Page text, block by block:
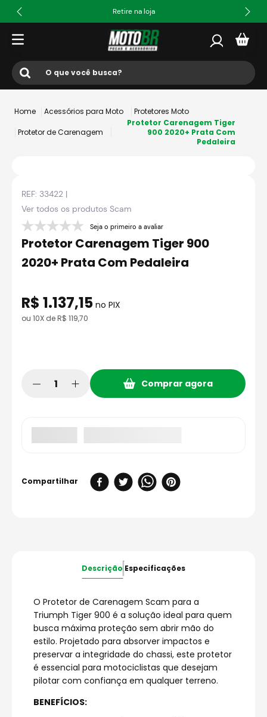
Retire na loja
O que você busca?
5º capacete ls2
6 º jaqueta
7º axxis fenix
8º bau
10º race tech
Acessórios para Moto Protetores Moto
Protetor de Carenagem
Protetor Carenagem Tiger
900 2020+ Prata Com
Pedaleira
REF: 33422 |
Ver todos os produtos Scam
Seja o primeiro a avaliar
Protetor Carenagem Tiger 900
2020+ Prata Com Pedaleira
R$ 1.137,15 no PIX
ou 10X deR$ 119,70
Comprar agora
Descrição Especificações
O Protetor de Carenagem Scam para a
Triumph Tiger 900 é a solução ideal para quem
busca máxima proteção sem abrir mão do
estilo. Projetado para absorver impactos e
preservar a integridade do chassi, este protetor
é essencial para motociclistas que desejam
pilotar com confiança em qualquer terreno.
BENEFÍCIOS: